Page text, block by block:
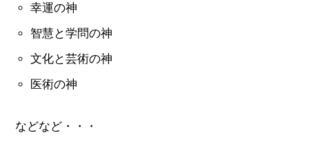
幸運の神
智慧と学問の神
文化と芸術の神
医術の神
などなど・・・